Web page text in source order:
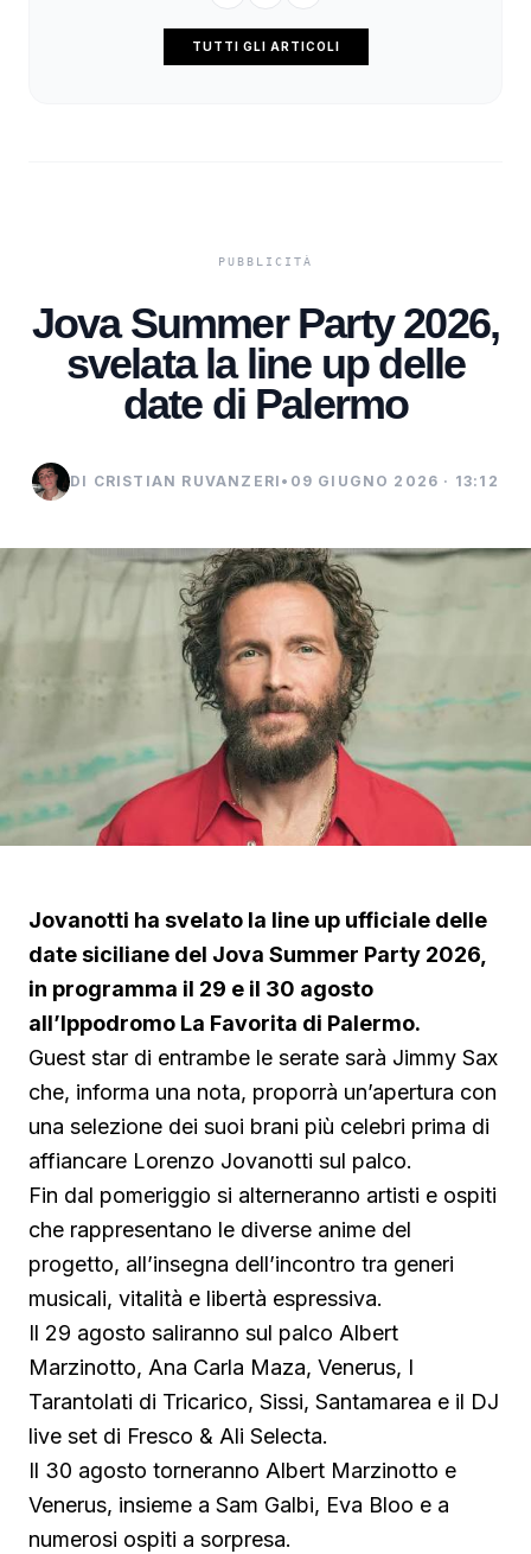
TUTTI GLI ARTICOLI
Jova Summer Party 2026,
svelata la line up delle
date di Palermo
DI CRISTIAN RUVANZERI • 09 GIUGNO 2026 · 13:12
Jovanotti ha svelato la line up ufficiale delle
date siciliane del Jova Summer Party 2026,
in programma il 29 e il 30 agosto
all’Ippodromo La Favorita di Palermo.
Guest star di entrambe le serate sarà Jimmy Sax
che, informa una nota, proporrà un’apertura con
una selezione dei suoi brani più celebri prima di
affiancare Lorenzo Jovanotti sul palco.
Fin dal pomeriggio si alterneranno artisti e ospiti
che rappresentano le diverse anime del
progetto, all’insegna dell’incontro tra generi
musicali, vitalità e libertà espressiva.
Il 29 agosto saliranno sul palco Albert
Marzinotto, Ana Carla Maza, Venerus, I
Tarantolati di Tricarico, Sissi, Santamarea e il DJ
live set di Fresco & Ali Selecta.
Il 30 agosto torneranno Albert Marzinotto e
Venerus, insieme a Sam Galbi, Eva Bloo e a
numerosi ospiti a sorpresa.